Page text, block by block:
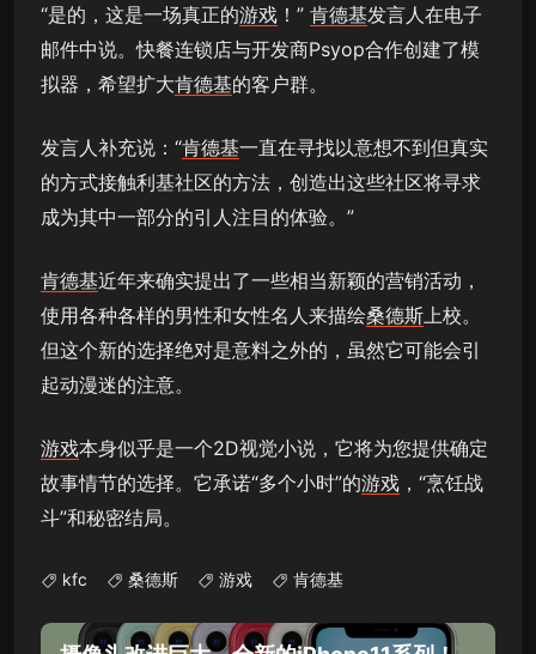
“是的，这是一场真正的游戏 ！” 肯德基发言人在电子
邮件中说。快餐连锁店与开发商Psyop合作创建了模
拟器，希望扩大肯德基的客户群。
发言人补充说：“肯德基一直在寻找以意想不到但真实
的方式接触利基社区的方法，创造出这些社区将寻求
成为其中一部分的引人注目的体验。”
肯德基近年来确实提出了一些相当新颖的营销活动，
使用各种各样的男性和女性名人来描绘桑德斯 上校。
但这个新的选择绝对是意料之外的，虽然它可能会引
起动漫迷的注意。
游戏本身似乎是一个2D视觉小说，它将为您提供确定
故事情节的选择。它承诺“多个小时”的游戏 ，“烹饪战
斗”和秘密结局。
kfc 桑德斯 游戏 肯德基